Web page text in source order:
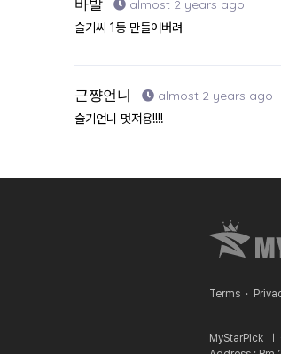
바발 almost 2 years ago
슬기씨 1등 만들어버려
근쨩언니 almost 2 years ago
슬기언니 멋져용!!!!
Terms ·
MyStarPick ㅣ